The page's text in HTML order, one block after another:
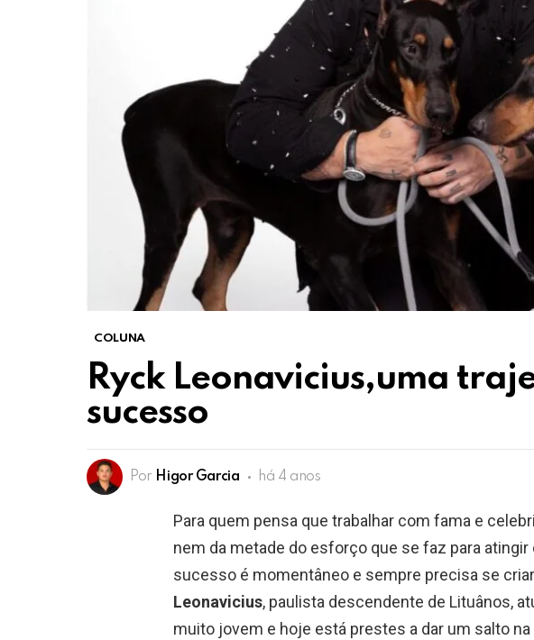
COLUNA
Ryck Leonavicius,uma
sucesso
Por Higor Garcia há 4 anos
Para quem pensa que trabalhar com fama e
nem da metade do esforço que se faz para
sucesso é momentâneo e sempre precisa se
Leonavicius, paulista descendente de Lituânos,
muito jovem e hoje está prestes a dar um salto